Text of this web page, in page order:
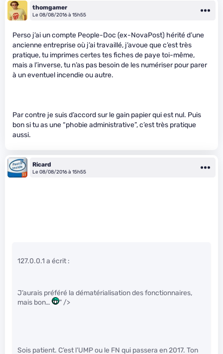
thomgamer
Le 08/08/2016 à 15h55
Perso j’ai un compte People-Doc (ex-NovaPost) hérité d’une
ancienne entreprise où j’ai travaillé, j’avoue que c’est très
pratique, tu imprimes certes tes fiches de paye toi-même,
mais a l’inverse, tu n’as pas besoin de les numériser pour parer
à un eventuel incendie ou autre.
Par contre je suis d’accord sur le gain papier qui est nul. Puis
bon si tu as une “phobie administrative”, c’est très pratique
aussi.
Ricard
Le 08/08/2016 à 15h55
127.0.0.1 a écrit :
J’aurais préféré la dématérialisation des fonctionnaires,
mais bon…
" />
Sois patient. C’est l’UMP ou le FN qui passera en 2017. Ton